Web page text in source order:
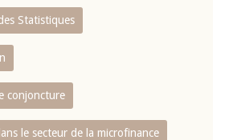
Statistiques
conjoncture
le secteur de la microfinance